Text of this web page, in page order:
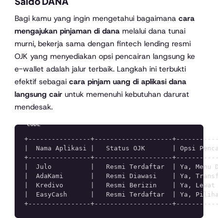
Bagi kamu yang ingin mengetahui bagaimana cara
mengajukan pinjaman di dana melalui dana tunai
murni, bekerja sama dengan fintech lending resmi
OJK yang menyediakan opsi pencairan langsung ke
e-wallet adalah jalur terbaik. Langkah ini terbukti
efektif sebagai cara pinjam uang di aplikasi dana
langsung cair untuk memenuhi kebutuhan darurat
mendesak.
+----------------+--------------------
|  Nama Aplikasi |   Status OJK       | Opsi
+----------------+--------------------
|  Julo          |   Resmi Terdaftar  | Ya, Menu
|  AdaKami       |   Resmi Diawasi    | Ya,
|  Kredivo       |   Resmi Berizin    | Ya,
|  EasyCash      |   Resmi Terdaftar  | Ya,